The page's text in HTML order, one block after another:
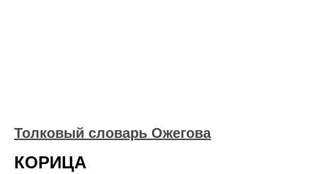
Толковый словарь Ожегова
КОРИЦА